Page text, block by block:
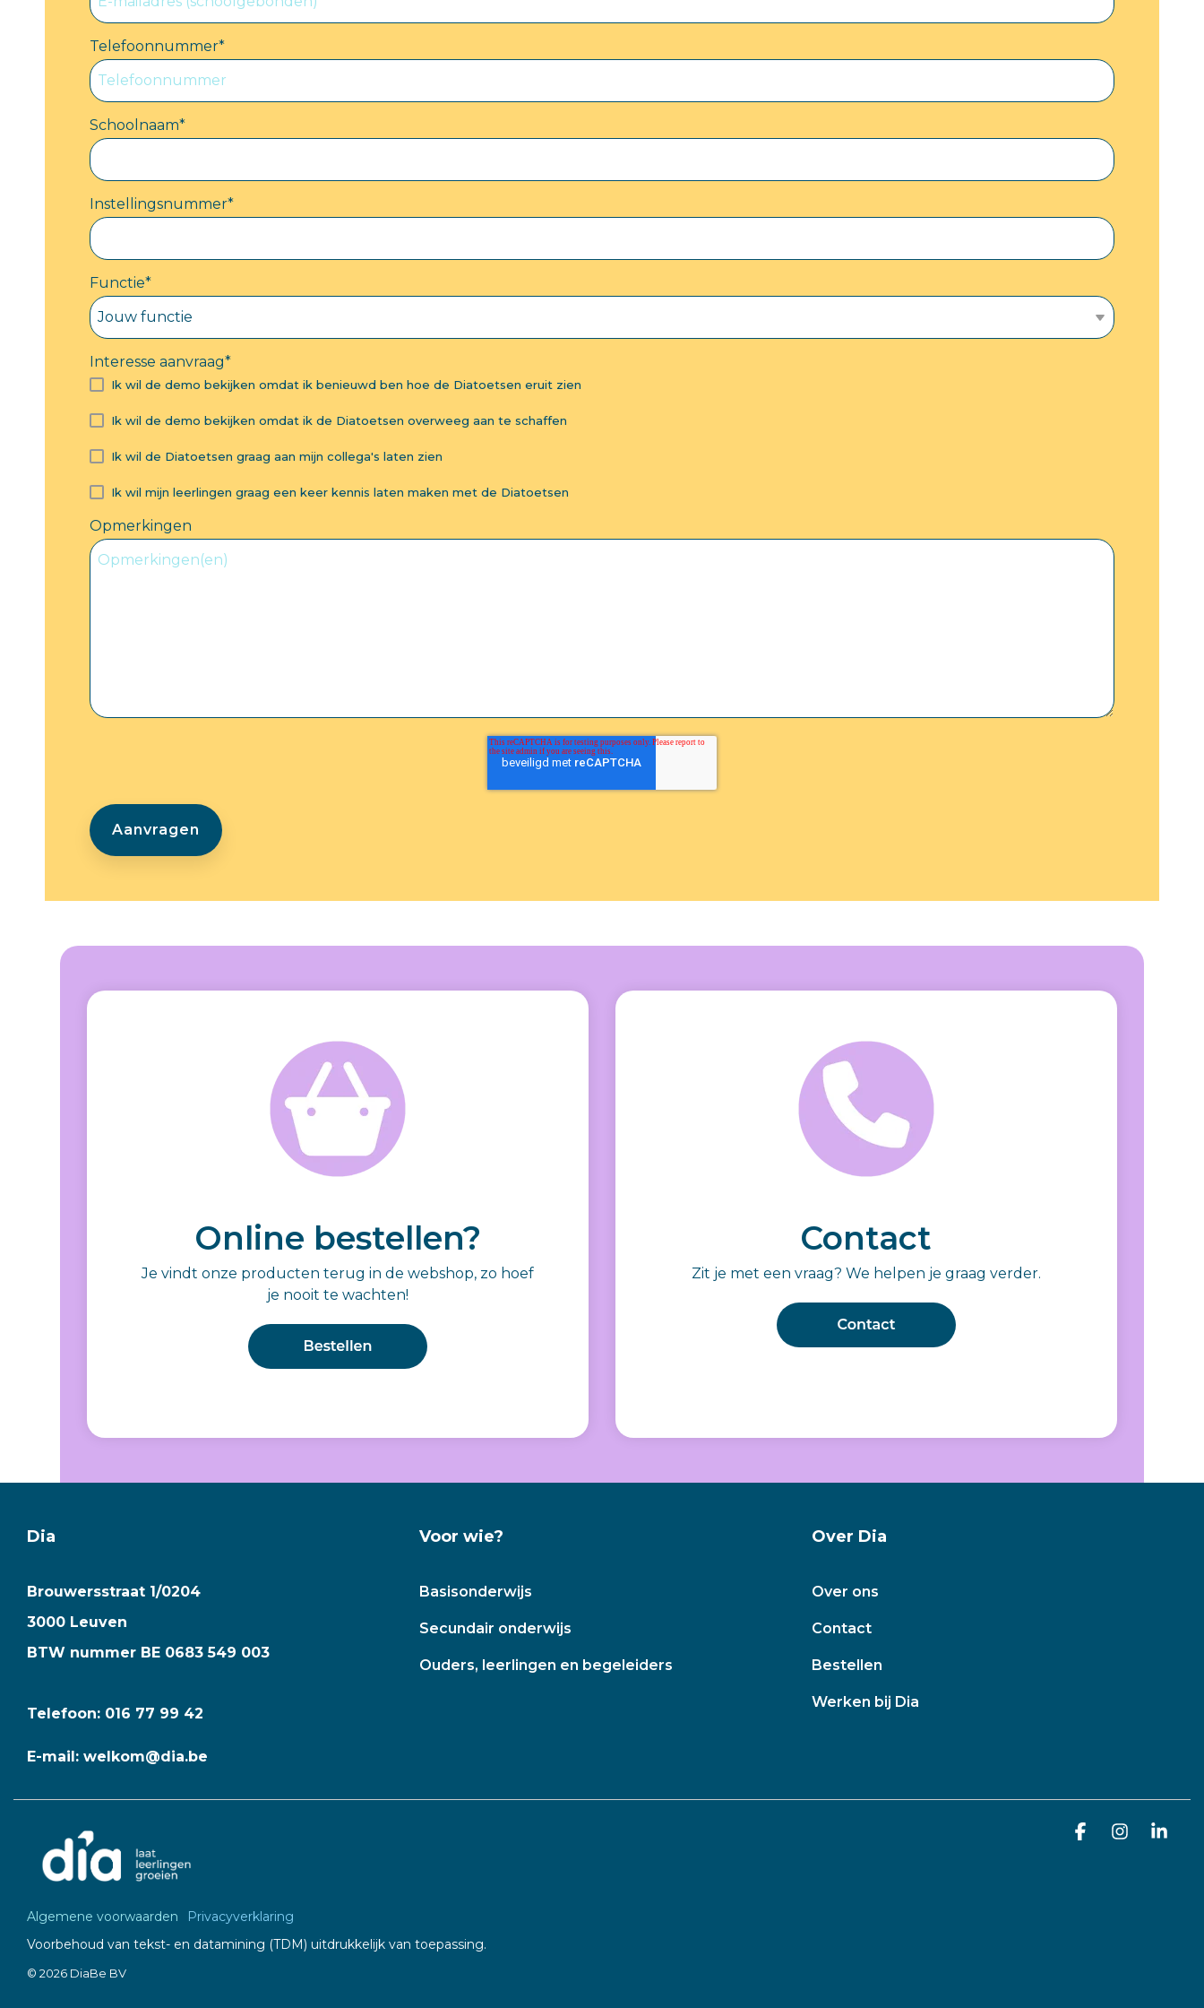
Telefoonnummer*
Schoolnaam*
Instellingsnummer*
Functie*
Interesse aanvraag*
Ik wil de demo bekijken omdat ik benieuwd ben hoe de Diatoetsen eruit zien
Ik wil de demo bekijken omdat ik de Diatoetsen overweeg aan te schaffen
Ik wil de Diatoetsen graag aan mijn collega's laten zien
Ik wil mijn leerlingen graag een keer kennis laten maken met de Diatoetsen
Opmerkingen
Online bestellen?
Je vindt onze producten terug in de webshop, zo hoef
je nooit te wachten!
Contact
Zit je met een vraag? We helpen je graag verder.
Dia
Brouwersstraat 1/0204
3000 Leuven
BTW nummer BE 0683 549 003
Telefoon: 016 77 99 42
E-mail: welkom@dia.be
Voor wie?
Basisonderwijs
Secundair onderwijs
Ouders, leerlingen en begeleiders
Over Dia
Over ons
Contact
Bestellen
Werken bij Dia
Algemene voorwaarden
Privacyverklaring
Voorbehoud van tekst- en datamining (TDM) uitdrukkelijk van toepassing.
© 2026 DiaBe BV
FacebookInstagram